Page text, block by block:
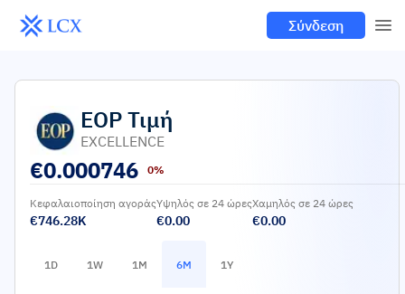
Σύνδεση
EOPΤιμή
EXCELLENCE
€0.000746 0%
Κεφαλαιοποίηση αγοράς
€746.28K
Υψηλός σε 24 ώρες
€0.00
Χαμηλός σε 24 ώρες
€0.00
1D 1W 1M 6M 1Y